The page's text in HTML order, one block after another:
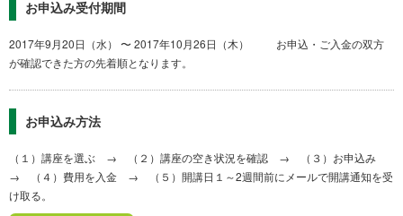
お申込み受付期間
2017年9月20日（水） 〜 2017年10月26日（木） お申込・ご入金の双方
が確認できた方の先着順となります。
お申込み方法
（１）講座を選ぶ → （２）講座の空き状況を確認 → （３）お申込み
→ （４）費用を入金 → （５）開講日１～2週間前にメールで開講通知を受
け取る。